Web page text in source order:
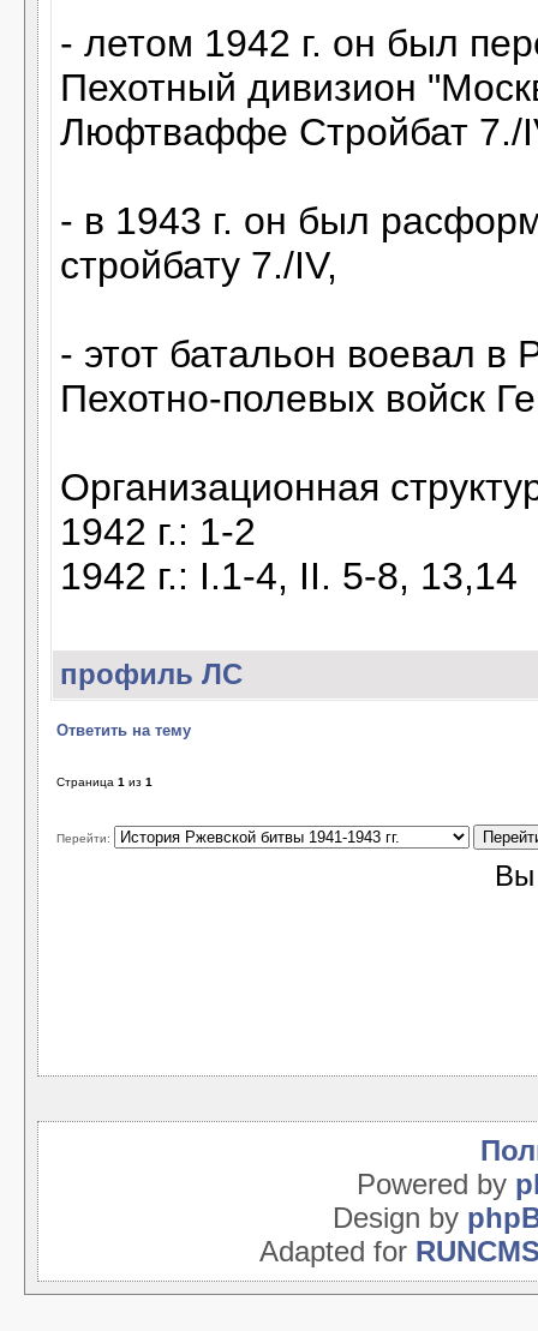
- летом 1942 г. он был
Пехотный дивизион
Люфтваффе Стройбат 7./
- в 1943 г. он был
стройбату 7./IV,
- этот батальон воевал в
Пехотно-полевых войск
Организационная
1942 г.: 1-2
1942 г.: I.1-4, II. 5-8, 13,14
профиль ЛС
Ответить на тему
Страница 1 из 1
Перейти:
Powered by
Design by
Adapted for